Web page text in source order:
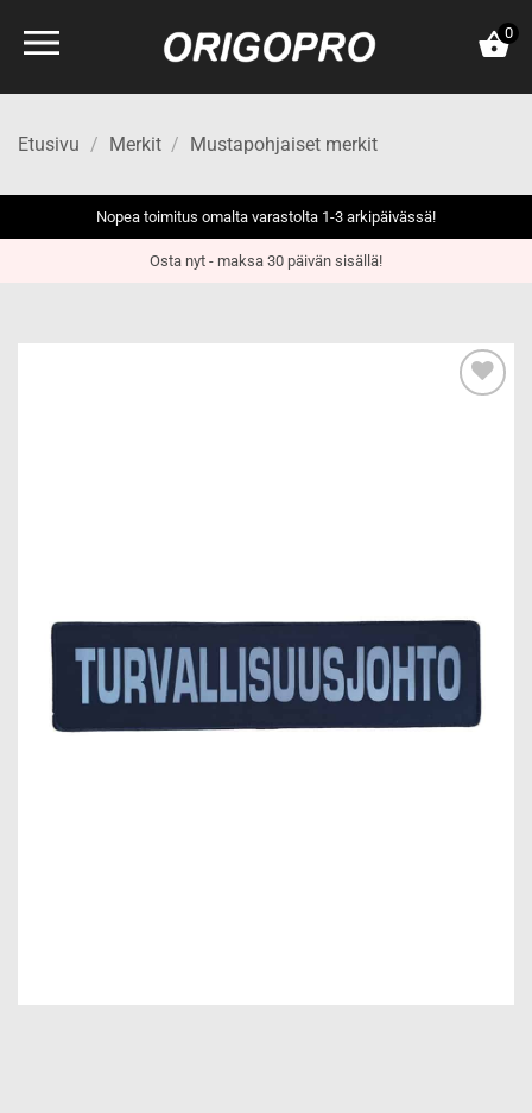
0
Etusivu / Merkit / Mustapohjaiset merkit
Nopea toimitus omalta varastolta 1-3 arkipäivässä!
Osta nyt - maksa 30 päivän sisällä!